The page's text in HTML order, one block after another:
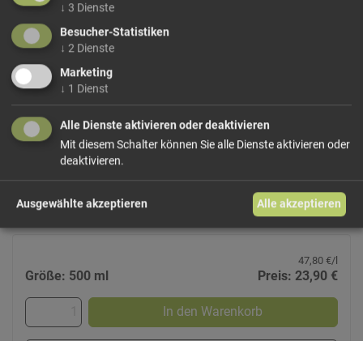
Waldler - Noblesse
Der Waldler Noblesse unterscheidet sich vom "Waldler
Original" durch die längere Lagerung, das Produkt wird
dadurch noch weicher und runder im Trunk.
39Vol%
47,80 €/l
Größe: 500 ml Preis: 23,90 €
In den Warenkorb
↓ 3 Dienste
Besucher-Statistiken
↓ 2 Dienste
Marketing
↓ 1 Dienst
Alle Dienste aktivieren oder deaktivieren
Mit diesem Schalter können Sie alle Dienste aktivieren oder
deaktivieren.
Ausgewählte akzeptieren Alle akzeptieren